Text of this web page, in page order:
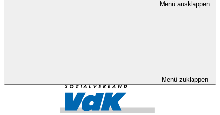
Menü ausklappen
Menü zuklappen